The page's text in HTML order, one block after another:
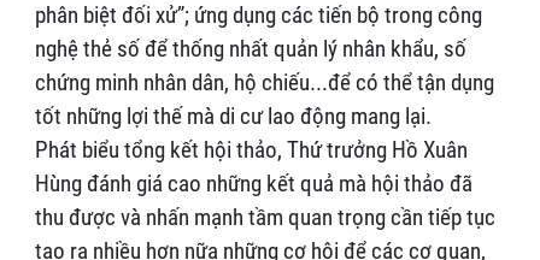
phân biệt đối xử”; ứng dụng các tiến bộ trong công
nghệ thẻ số để thống nhất quản lý nhân khẩu, số
chứng minh nhân dân, hộ chiếu...để có thể tận dụng
tốt những lợi thế mà di cư lao động mang lại.
Phát biểu tổng kết hội thảo, Thứ trưởng Hồ Xuân
Hùng đánh giá cao những kết quả mà hội thảo đã
thu được và nhấn mạnh tầm quan trọng cần tiếp tục
tạo ra nhiều hơn nữa những cơ hội để các cơ quan,